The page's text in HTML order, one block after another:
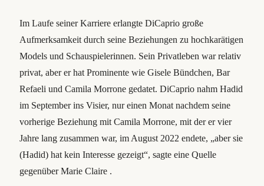
Im Laufe seiner Karriere erlangte DiCaprio große
Aufmerksamkeit durch seine Beziehungen zu hochkarätigen
Models und Schauspielerinnen. Sein Privatleben war relativ
privat, aber er hat Prominente wie Gisele Bündchen, Bar
Refaeli und Camila Morrone gedatet. DiCaprio nahm Hadid
im September ins Visier, nur einen Monat nachdem seine
vorherige Beziehung mit Camila Morrone, mit der er vier
Jahre lang zusammen war, im August 2022 endete, „aber sie
(Hadid) hat kein Interesse gezeigt“, sagte eine Quelle
gegenüber Marie Claire .